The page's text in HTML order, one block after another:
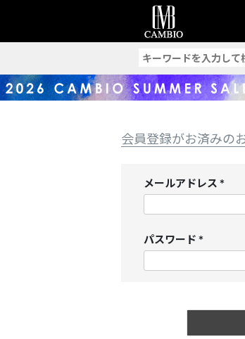
会員登録がお済みの
メールアドレス
必
パスワード
必